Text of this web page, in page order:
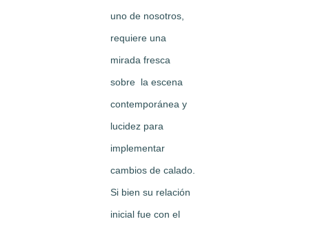
uno de nosotros,
requiere una
mirada fresca
sobre la escena
contemporánea y
lucidez para
implementar
cambios de calado.
Si bien su relación
inicial fue con el